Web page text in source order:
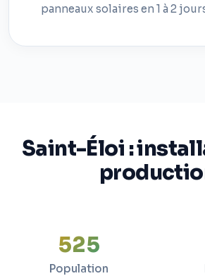
panneaux solaires en 1 à 2
Saint-Éloi :
525
Population